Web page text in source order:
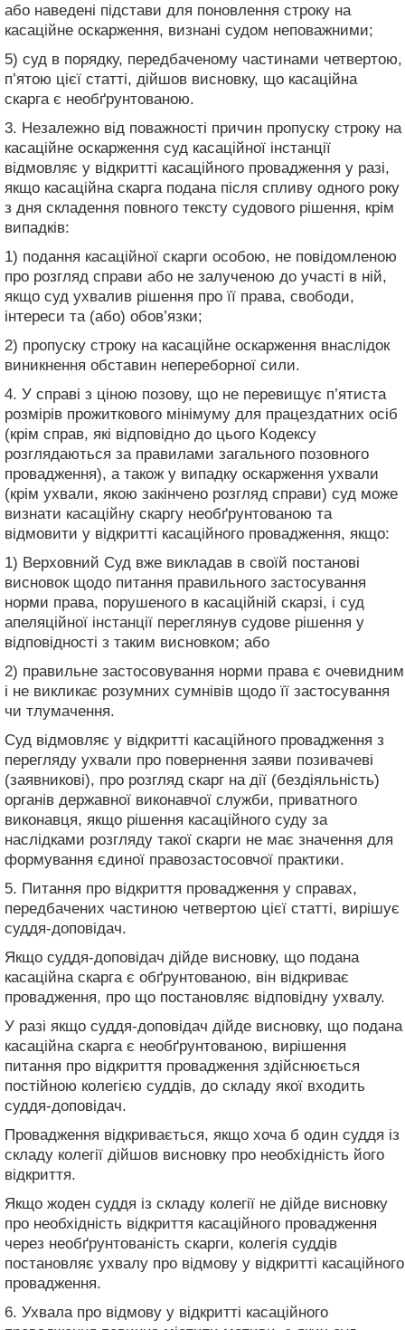
або наведені підстави для поновлення строку на
касаційне оскарження, визнані судом неповажними;
5) суд в порядку, передбаченому частинами четвертою,
п’ятою цієї статті, дійшов висновку, що касаційна
скарга є необґрунтованою.
3. Незалежно від поважності причин пропуску строку на
касаційне оскарження суд касаційної інстанції
відмовляє у відкритті касаційного провадження у разі,
якщо касаційна скарга подана після спливу одного року
з дня складення повного тексту судового рішення, крім
випадків:
1) подання касаційної скарги особою, не повідомленою
про розгляд справи або не залученою до участі в ній,
якщо суд ухвалив рішення про її права, свободи,
інтереси та (або) обов’язки;
2) пропуску строку на касаційне оскарження внаслідок
виникнення обставин непереборної сили.
4. У справі з ціною позову, що не перевищує п’ятиста
розмірів прожиткового мінімуму для працездатних осіб
(крім справ, які відповідно до цього Кодексу
розглядаються за правилами загального позовного
провадження), а також у випадку оскарження ухвали
(крім ухвали, якою закінчено розгляд справи) суд може
визнати касаційну скаргу необґрунтованою та
відмовити у відкритті касаційного провадження, якщо:
1) Верховний Суд вже викладав в своїй постанові
висновок щодо питання правильного застосування
норми права, порушеного в касаційній скарзі, і суд
апеляційної інстанції переглянув судове рішення у
відповідності з таким висновком; або
2) правильне застосовування норми права є очевидним
і не викликає розумних сумнівів щодо її застосування
чи тлумачення.
Суд відмовляє у відкритті касаційного провадження з
перегляду ухвали про повернення заяви позивачеві
(заявникові), про розгляд скарг на дії (бездіяльність)
органів державної виконавчої служби, приватного
виконавця, якщо рішення касаційного суду за
наслідками розгляду такої скарги не має значення для
формування єдиної правозастосовчої практики.
5. Питання про відкриття провадження у справах,
передбачених частиною четвертою цієї статті, вирішує
суддя-доповідач.
Якщо суддя-доповідач дійде висновку, що подана
касаційна скарга є обґрунтованою, він відкриває
провадження, про що постановляє відповідну ухвалу.
У разі якщо суддя-доповідач дійде висновку, що подана
касаційна скарга є необґрунтованою, вирішення
питання про відкриття провадження здійснюється
постійною колегією суддів, до складу якої входить
суддя-доповідач.
Провадження відкривається, якщо хоча б один суддя із
складу колегії дійшов висновку про необхідність його
відкриття.
Якщо жоден суддя із складу колегії не дійде висновку
про необхідність відкриття касаційного провадження
через необґрунтованість скарги, колегія суддів
постановляє ухвалу про відмову у відкритті касаційного
провадження.
6. Ухвала про відмову у відкритті касаційного